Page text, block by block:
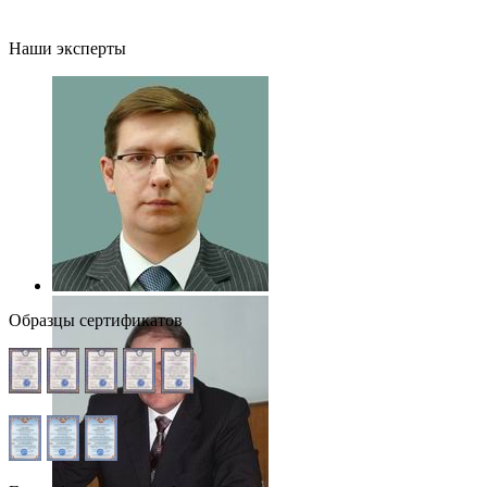
Наши эксперты
Образцы сертификатов